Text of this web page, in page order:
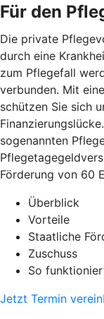
Für den
Die private
durch eine
zum Pflegefall
verbunden. Mit
schützen Sie sich
sogenannten
Förderung von 60
Überblick
Vorteile
Staatliche
Zuschuss
So
Jetzt Termin